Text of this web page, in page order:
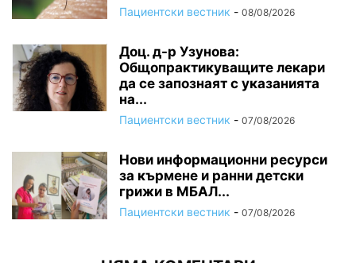
Пациентски вестник - 08/08/2026
Доц. д-р Узунова:
Общопрактикуващите лекари
да се запознаят с указанията
на...
Пациентски вестник - 07/08/2026
Нови информационни ресурси
за кърмене и ранни детски
грижи в МБАЛ...
Пациентски вестник - 07/08/2026